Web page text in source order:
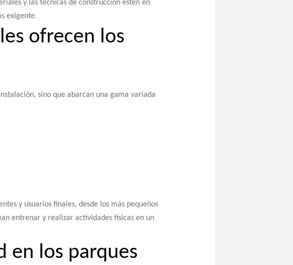
y las técnicas de construcción estén en
exigente.
ofrecen los
sino que abarcan una gama variada
y usuarios finales, desde los más pequeños
entrenar y realizar actividades físicas en un
en los parques